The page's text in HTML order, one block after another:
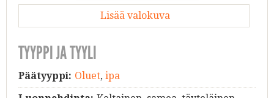
Lisää valokuva
TYYPPI JA TYYLI
Päätyyppi: Oluet, ipa